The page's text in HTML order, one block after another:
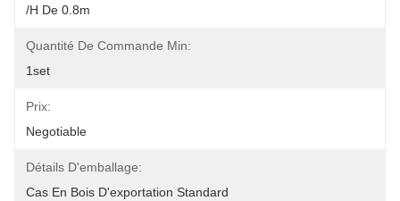
/h De 0.8m
Quantité De Commande Min:
1set
Prix:
Negotiable
Détails D'emballage:
Cas En Bois D'exportation Standard